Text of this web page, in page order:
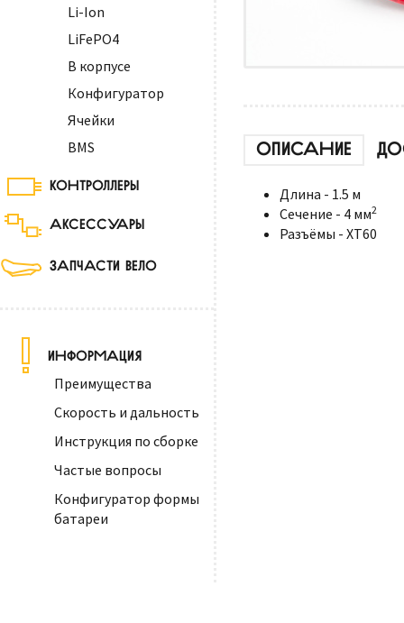
Li-Ion
LiFePO4
В корпусе
Конфигуратор
Ячейки
BMS
КОНТРОЛЛЕРЫ
АКСЕССУАРЫ
ЗАПЧАСТИ ВЕЛО
ИНФОРМАЦИЯ
Преимущества
Скорость и дальность
Инструкция по сборке
Частые вопросы
Конфигуратор формы
батареи
ОПИСАНИЕ
Длина - 1.5 м
Сечение - 4 мм2
Разъёмы - XT60